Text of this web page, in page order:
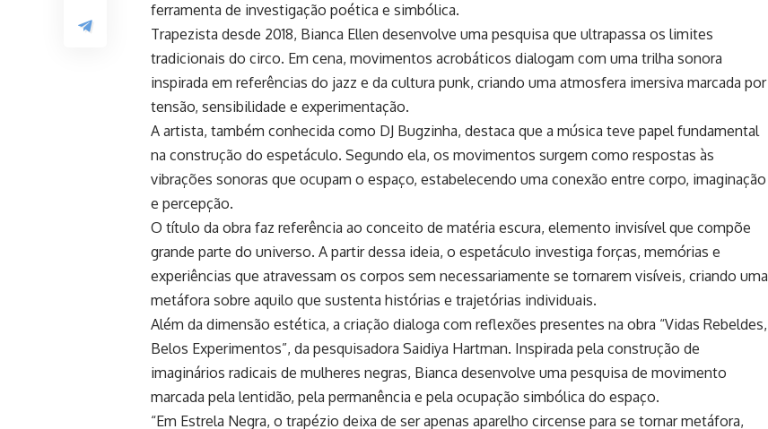
ferramenta de investigação poética e simbólica.
Trapezista desde 2018, Bianca Ellen desenvolve uma pesquisa que ultrapassa os limites
tradicionais do circo. Em cena, movimentos acrobáticos dialogam com uma trilha sonora
inspirada em referências do jazz e da cultura punk, criando uma atmosfera imersiva marcada por
tensão, sensibilidade e experimentação.
A artista, também conhecida como DJ Bugzinha, destaca que a música teve papel fundamental
na construção do espetáculo. Segundo ela, os movimentos surgem como respostas às
vibrações sonoras que ocupam o espaço, estabelecendo uma conexão entre corpo, imaginação
e percepção.
O título da obra faz referência ao conceito de matéria escura, elemento invisível que compõe
grande parte do universo. A partir dessa ideia, o espetáculo investiga forças, memórias e
experiências que atravessam os corpos sem necessariamente se tornarem visíveis, criando uma
metáfora sobre aquilo que sustenta histórias e trajetórias individuais.
Além da dimensão estética, a criação dialoga com reflexões presentes na obra “Vidas Rebeldes,
Belos Experimentos”, da pesquisadora Saidiya Hartman. Inspirada pela construção de
imaginários radicais de mulheres negras, Bianca desenvolve uma pesquisa de movimento
marcada pela lentidão, pela permanência e pela ocupação simbólica do espaço.
“Em Estrela Negra, o trapézio deixa de ser apenas aparelho circense para se tornar metáfora,